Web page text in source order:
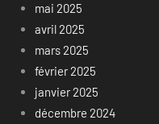
mai 2025
avril 2025
mars 2025
février 2025
janvier 2025
décembre 2024